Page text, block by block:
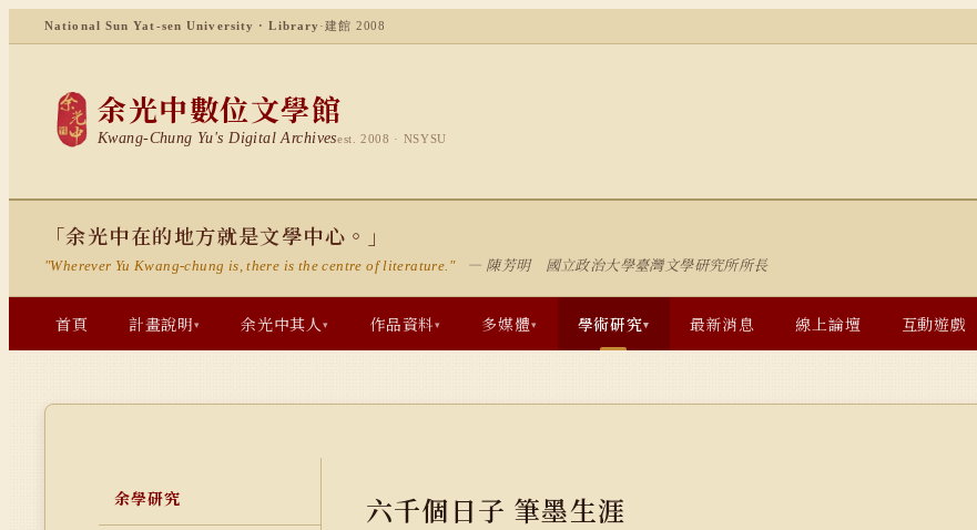
National Sun Yat-sen University · Library ·建館 2008
余光中數位文學館
Kwang-Chung Yu's Digital Archivesest. 2008 · NSYSU
「余光中在的地方就是文學中心。」
"Wherever Yu Kwang-chung is, there is the centre of literature." — 陳芳明 國立政治大學臺灣文學研究所所長
首頁 計畫說明▾ 余光中其人▾ 作品資料▾ 多媒體▾ 學術研究▾ 最新消息 線上論壇 互動遊戲
余學研究 六千個日子 筆墨生涯